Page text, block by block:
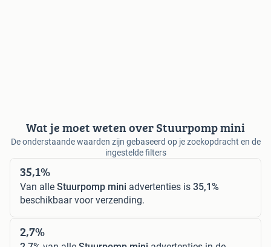
Wat je moet weten over Stuurpomp mini
De onderstaande waarden zijn gebaseerd op je zoekopdracht en de
ingestelde filters
35,1%
Van alle Stuurpomp mini advertenties is 35,1%
beschikbaar voor verzending.
2,7%